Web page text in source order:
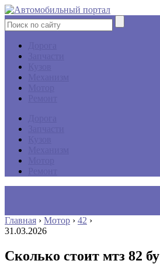
Главная › Мотор › 42 ›
31.03.2026
Сколько стоит мтз 82 бу